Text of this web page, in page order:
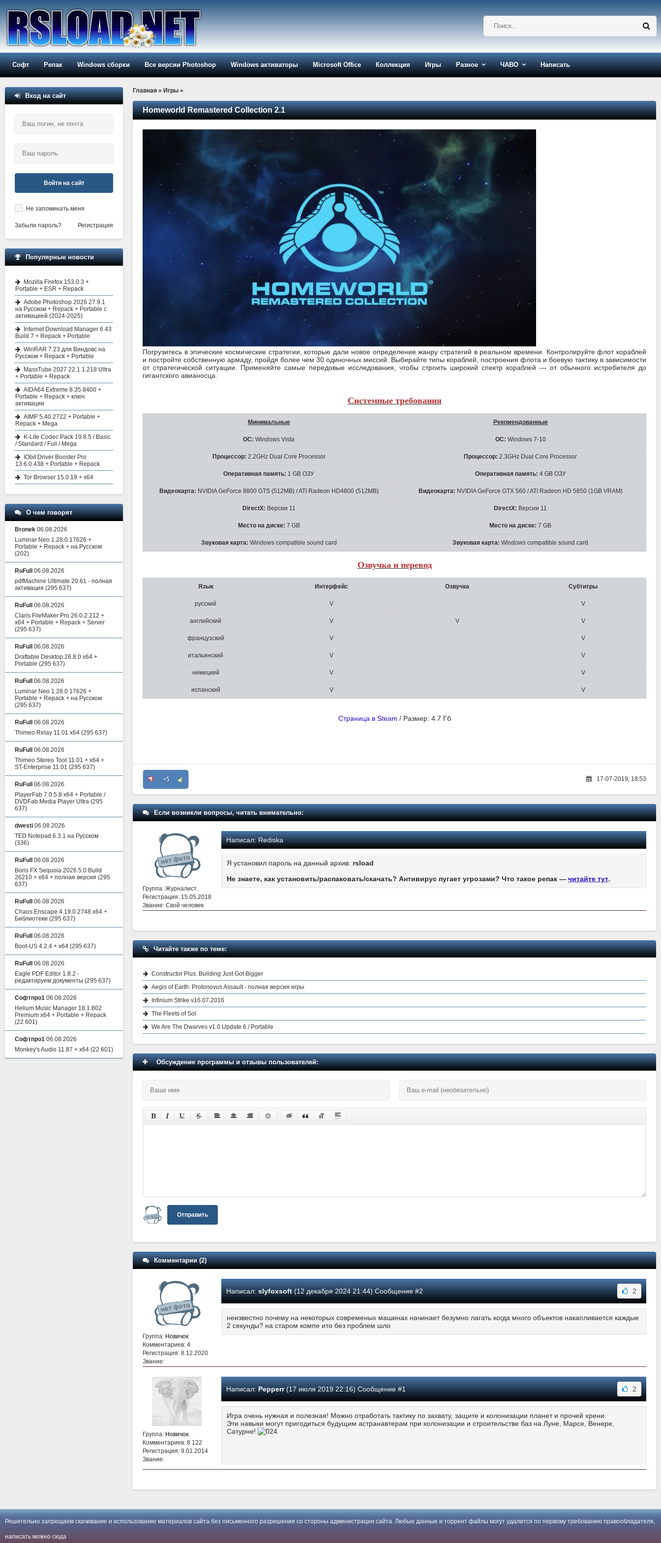
Софт Репак Windows сборки Все версии Photoshop Windows активаторы Microsoft Office Коллекция Игры Разное ЧАВО Написать
Главная » Игры »
Homeworld Remastered Collection 2.1
Погрузитесь в эпические космические стратегии, которые дали новое определение жанру стратегий в реальном времени. Контролируйте флот кораблей
и постройте собственную армаду, пройдя более чем 30 одиночных миссий. Выбирайте типы кораблей, построения флота и боевую тактику в зависимости
от стратегической ситуации. Применяйте самые передовые исследования, чтобы строить широкий спектр кораблей — от обычного истребителя до
гигантского авианосца.
Системные требования
Минимальные Рекомендованные
ОС: Windows Vista ОС: Windows 7-10
Процессор: 2.2GHz Dual Core Processor Процессор: 2.3GHz Dual Core Processor
Оперативная память: 1 GB ОЗУ Оперативная память: 4 GB ОЗУ
Видеокарта: NVIDIA GeForce 8800 GTS (512MB) / ATI Radeon HD4800 (512MB) Видеокарта: NVIDIA GeForce GTX 560 / ATI Radeon HD 5850 (1GB VRAM)
DirectX: Версии 11 DirectX: Версии 11
Место на диске: 7 GB Место на диске: 7 GB
Звуковая карта: Windows compatible sound card Звуковая карта: Windows compatible sound card
Озвучка и перевод
Язык Интерфейс Озвучка Субтитры
русский V V
английский V V V
французский V V
итальянский V V
немецкий V V
испанский V V
Страница в Steam / Размер: 4.7 Гб
+5 17-07-2019, 18:53
Если возникли вопросы, читать внимательно:
Группа: Журналист
Регистрация: 15.05.2018
Звание: Свой человек
Написал:Rediska
Я установил пароль на данный архив: rsload
Не знаете, как установить/распаковать/скачать? Антивирус пугает угрозами? Что такое репак — читайте тут.
Читайте также по теме:
Constructor Plus: Building Just Got Bigger
Aegis of Earth: Protonovus Assault - полная версия игры
Infinium Strike v16.07.2016
The Fleets of Sol
We Are The Dwarves v1.0 Update 6 / Portable
Обсуждение программы и отзывы пользователей:
Отправить
Комментарии (2)
Группа: Новичок
Комментариев: 4
Регистрация: 8.12.2020
Звание:
Написал: slyfoxsoft(12 декабря 2024 21:44) Сообщение #2 2
неизвестно почему на некоторых современых машинах начинает безумно лагать когда много объектов накапливается каждые
2 секунды? на старом компе ито без проблем шло
Группа: Новичок
Комментариев: 8 122
Регистрация: 9.01.2014
Звание:
Написал: Pepperr(17 июля 2019 22:16) Сообщение #1 2
Игра очень нужная и полезная! Можно отработать тактику по захвату, защите и колонизации планет и прочей хрени.
Эти навыки могут пригодиться будущим астранавтерам при колонизации и строительстве баз на Луне, Марсе, Венере,
Сатурне!
Вход на сайт
Войти на сайт
Не запоминать меня
Забыли пароль? Регистрация
Популярные новости
Mozilla Firefox 153.0.3 +
Portable + ESR + Repack
Adobe Photoshop 2026 27.9.1
на Русском + Repack + Portable с
активацией (2024-2025)
Internet Download Manager 6.43
Build 7 + Repack + Portable
WinRAR 7.23 для Виндовс на
Русском + Repack + Portable
MassTube 2027 22.1.1.218 Ultra
+ Portable + Repack
AIDA64 Extreme 8.35.8400 +
Portable + Repack + ключ
активации
AIMP 5.40.2722 + Portable +
Repack + Mega
K-Lite Codec Pack 19.8.5 / Basic
/ Standard / Full / Mega
IObit Driver Booster Pro
13.6.0.438 + Portable + Repack
Tor Browser 15.0.19 + x64
О чем говорят
Bronek 06.08.2026
Luminar Neo 1.28.0.17626 +
Portable + Repack + на Русском
(202)
RuFull
06.08.2026
pdfMachine Ultimate 20.61 - полная
активация (295 637)
RuFull
06.08.2026
Claris FileMaker Pro 26.0.2.212 +
x64 + Portable + Repack + Server
(295 637)
RuFull
06.08.2026
Draftable Desktop 26.8.0 x64 +
Portable (295 637)
RuFull
06.08.2026
Luminar Neo 1.28.0.17626 +
Portable + Repack + на Русском
(295 637)
RuFull
06.08.2026
Thimeo Relay 11.01 x64 (295 637)
RuFull
06.08.2026
Thimeo Stereo Tool 11.01 + x64 +
ST-Enterprise 11.01 (295 637)
RuFull
06.08.2026
PlayerFab 7.0.5.8 x64 + Portable /
DVDFab Media Player Ultra (295
637)
dwesti 06.08.2026
TED Notepad 6.3.1 на Русском
(336)
RuFull
06.08.2026
Boris FX Sequoia 2026.5.0 Build
26210 + x64 + полная версия (295
637)
RuFull
06.08.2026
Chaos Enscape 4.19.0.2748 x64 +
Библиотеки (295 637)
RuFull
06.08.2026
Boot-US 4.2.4 + x64 (295 637)
RuFull
06.08.2026
Eagle PDF Editor 1.8.2 -
редактируем документы (295 637)
Софтпро1 06.08.2026
Helium Music Manager 18.1.802
Premium x64 + Portable + Repack
(22 601)
Софтпро1 06.08.2026
Monkey's Audio 11.87 + x64 (22 601)
Решительно запрещаем скачивание и использование материалов сайта без письменного разрешения со стороны администрации сайта. Любые данные и торрент файлы могут удалится по первому требованию правообладателя,
написать можно сюда